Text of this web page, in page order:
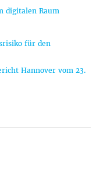
digitalen Raum
für den
Hannover vom 23.